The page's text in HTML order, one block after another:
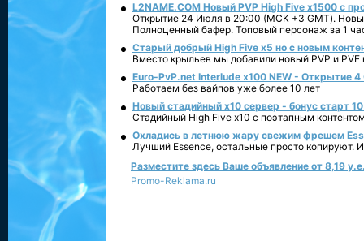
L2NAME.COM Новый PVP High Five x1500 с
Открытие 24 Июля в 20:00 (МСК +3 GMT).
Полноценный бафер. Топовый персонаж за 1
Старый добрый High Five x5 но с новым
Вместо крыльев мы добавили новый PVP и PVE
Euro-PvP.net Interlude х100 NEW - Открытие 4
Работаем без вайпов уже более 10 лет
Новый стадийный х10 сервер - бонус старт
Стадийный High Five x10 с поэтапным
Охладись в летнюю жару свежим фрешем
Лучший Essence, остальные просто копируют.
Разместите здесь Ваше объявление от 8,19
Promo-Reklama.ru